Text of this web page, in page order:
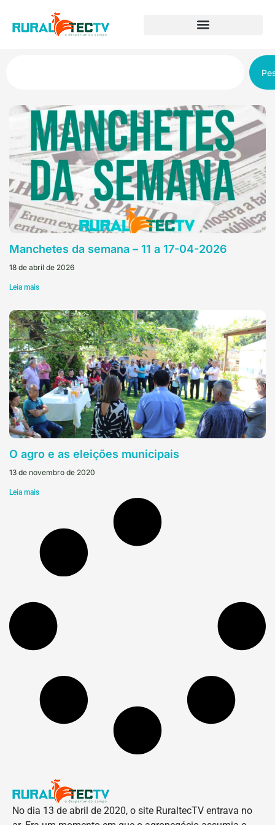
Manchetes da semana – 11 a 17-04-2026
18 de abril de 2026
Leia mais
O agro e as eleições municipais
13 de novembro de 2020
Leia mais
No dia 13 de abril de 2020, o site RuraltecTV entrava no